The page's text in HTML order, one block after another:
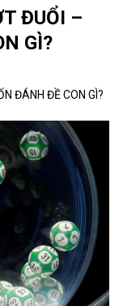
ĐUỔI –
GÌ?
ĐÁNH ĐỀ CON GÌ?